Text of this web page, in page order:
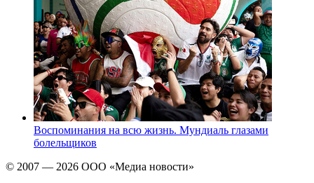
Воспоминания на всю жизнь. Мундиаль глазами
болельщиков
© 2007 — 2026 ООО «Медиа новости»